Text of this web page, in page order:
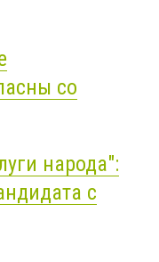
со
народа":
с